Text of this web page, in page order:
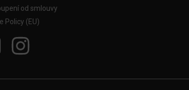
od smlouvy
Policy (EU)